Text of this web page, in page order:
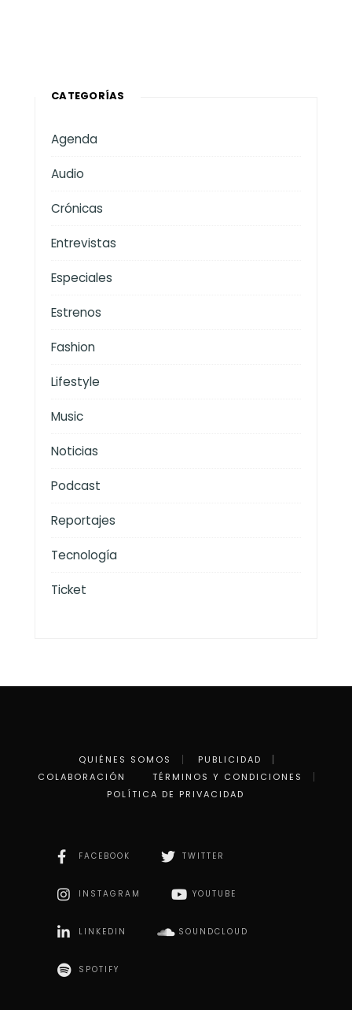
CATEGORÍAS
Agenda
Audio
Crónicas
Entrevistas
Especiales
Estrenos
Fashion
Lifestyle
Music
Noticias
Podcast
Reportajes
Tecnología
Ticket
QUIÉNES SOMOS
PUBLICIDAD
COLABORACIÓN
TÉRMINOS Y CONDICIONES
POLÍTICA DE PRIVACIDAD
FACEBOOK TWITTER
INSTAGRAM YOUTUBE
LINKEDIN SOUNDCLOUD
SPOTIFY